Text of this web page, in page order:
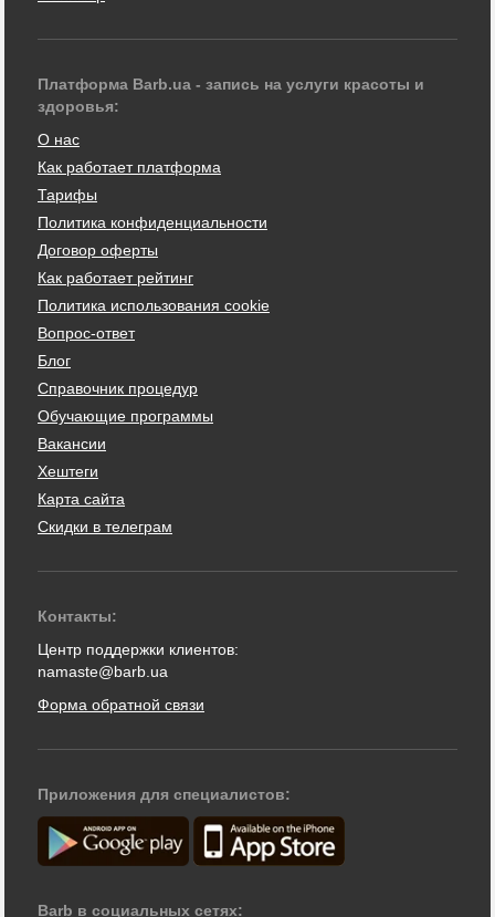
Платформа Barb.ua - запись на услуги красоты и
здоровья:
О нас
Как работает платформа
Тарифы
Политика конфиденциальности
Договор оферты
Как работает рейтинг
Политика использования cookie
Вопрос-ответ
Блог
Справочник процедур
Обучающие программы
Вакансии
Хештеги
Карта сайта
Скидки в телеграм
Контакты:
Центр поддержки клиентов:
namaste@barb.ua
Форма обратной связи
Приложения для специалистов:
Barb в социальных сетях: